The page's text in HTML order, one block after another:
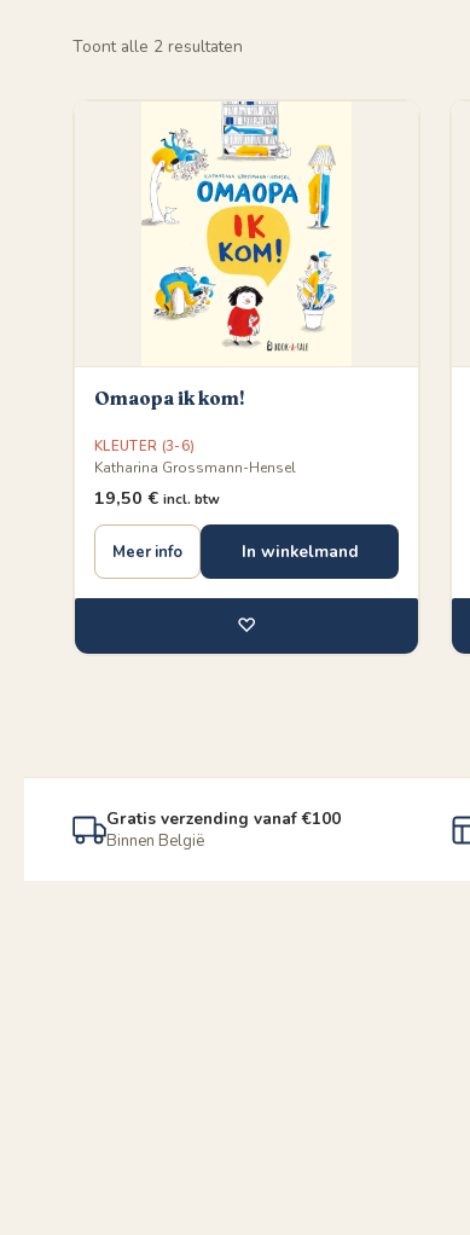
Toont alle 2 resultaten
Omaopa ik kom!
KLEUTER (3-6)
Katharina Grossmann-Hensel
19,50 € incl. btw
Meer info In winkelmand
♡
Gratis verzending vanaf €100
Binnen België